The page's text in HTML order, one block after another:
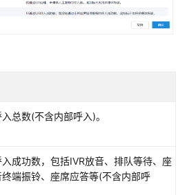
总数(不含内部呼入)。
入成功数，包括IVR放音、排队等待、座
终端振铃、座席应答等(不含内部呼